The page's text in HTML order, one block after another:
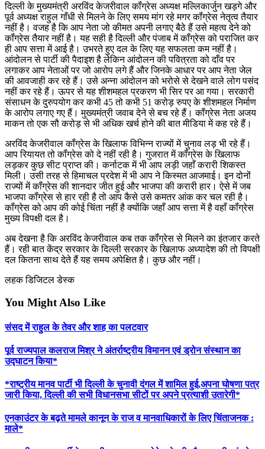
दिल्ली के मुख्यमंत्री अरविंद केजरीवाल कॉंग्रेस अध्यक्ष मल्लिकार्जुन खड़गे और
पूर्व अध्यक्ष राहुल गाँधी से मिलने के लिए समय मांग रहे मगर कॉंग्रेस नेतृत्व तैयार
नहीं है। वजह है कि आप नेता जो कीमत अपनी लगाए बैठे हैं उसे महत्व देने को
कॉंग्रेस तैयार नहीं है। यह सही है दिल्ली और पंजाब में कॉंग्रेस को पराजित कर
ही आप सत्ता में आई है। उभरते हुए दल के लिए यह सफलता कम नहीं है।
आंदोलन से पार्टी की पैदाइश है लेकिन आंदोलन की पवित्रता को दाँव पर
लगाकर आप नेताओं पर जो आरोप लगे हैं और जिनके आधार पर आप नेता जेल
की आवजाही कर रहे हैं। उसे अन्ना आंदोलन को भरोसे से देखने वाले लोग पसंद
नहीं कर रहे हैं। ऊपर से यह शीशमहल प्रकरण भी सिर पर आ गया। सरकारी
संसाधन के दुरुपयोग कर कभी 45 तो कभी 51 करोड़ रुपए के शीशमहल निर्माण
के आरोप लगाए गए हैं। मुख्यमंत्री जवाब देने से बच रहे हैं। कॉंग्रेस नेता अजय
माकन तो एक सौ करोड़ से भी अधिक खर्च होने की बात मीडिया में कह रहे हैं।
अरविंद केजरीवाल कॉंग्रेस के खिलाफ विभिन्न राज्यों में चुनाव लड़ भी रहे हैं।
आप रियायत तो कॉंग्रेस को दे नहीं रही है। गुजरात में कॉंग्रेस के खिलाफ
लड़कर कुछ सीट प्राप्त की। कर्नाटक में भी आप लड़ी जहाँ करारी शिकस्त
मिली। उसी तरह से हिमाचल प्रदेश में भी आप ने किस्मत आजमाई। इन दोनों
राज्यों में कॉंग्रेस की शानदार जीत हुई और भाजपा की करारी हार। ऐसे में जब
भाजपा कॉंग्रेस से हार रही है तो आप कैसे उसे कमतर आंक कर चल रही है।
कॉंग्रेस को आप की कोई चिंता नहीं है क्योंकि जहाँ आप सत्ता में है वहाँ कॉंग्रेस
मुख्य विपक्षी दल है।
अब देखना है कि अरविंद केजरीवाल कब तक कॉंग्रेस से मिलने का इंतजार करते
हैं। रही बात केंद्र सरकार के दिल्ली सरकार के खिलाफ अध्यादेश की तो विपक्षी
दल कितना साथ देते हैं यह समय अपेक्षित है। कुछ और नहीं।
लहक डिजिटल डेस्क
You Might Also Like
संसद में राहुल के तेवर और शाह का पलटवार
पूर्व राज्यपाल कलराज मिश्र ने अंतर्राष्ट्रीय विमानन एवं ड्रोन संस्थान का
उद्घाटन किया*
*राष्ट्रीय मानव पार्टी भी दिल्ली के चुनावी दंगल में शामिल हुई,अपना घोषणा पत्र
जारी किया, दिल्ली की सभी विधानसभा सीटों पर अपने प्रत्याशी उतारेगी*
एनकाउंटर के बढ़ते मामले कानून के राज व मानवाधिकारों के लिए चिंताजनक :
माले*